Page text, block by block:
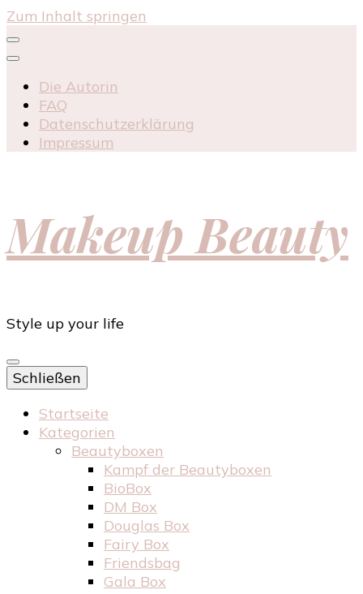
Zum Inhalt springen
Die Autorin
FAQ
Datenschutzerklärung
Impressum
Makeup Beauty
Style up your life
Schließen
Startseite
Kategorien
Beautyboxen
Kampf der Beautyboxen
BioBox
DM Box
Douglas Box
Fairy Box
Friendsbag
Gala Box